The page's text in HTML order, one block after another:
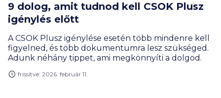
9 dolog, amit tudnod kell CSOK Plusz
igénylés előtt
A CSOK Plusz igénylése esetén több mindenre kell
figyelned, és több dokumentumra lesz szükséged.
Adunk néhány tippet, ami megkönnyíti a dolgod.
frissítve: 2026. február 11.